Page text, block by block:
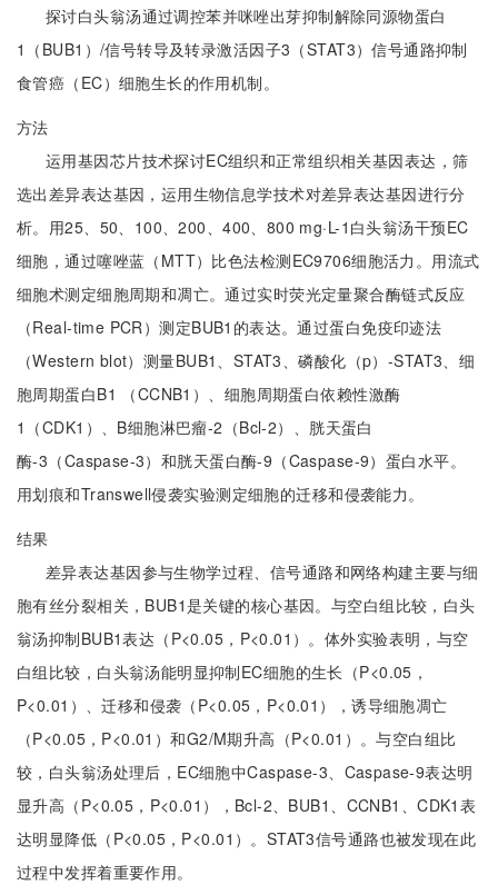
探讨白头翁汤通过调控苯并咪唑出芽抑制解除同源物蛋白
1（BUB1）/信号转导及转录激活因子3（STAT3）信号通路抑制
食管癌（EC）细胞生长的作用机制。
方法
运用基因芯片技术探讨EC组织和正常组织相关基因表达，筛
选出差异表达基因，运用生物信息学技术对差异表达基因进行分
析。用25、50、100、200、400、800 mg·L-1白头翁汤干预EC
细胞，通过噻唑蓝（MTT）比色法检测EC9706细胞活力。用流式
细胞术测定细胞周期和凋亡。通过实时荧光定量聚合酶链式反应
（Real-time PCR）测定BUB1的表达。通过蛋白免疫印迹法
（Western blot）测量BUB1、STAT3、磷酸化（p）-STAT3、细
胞周期蛋白B1 （CCNB1）、细胞周期蛋白依赖性激酶
1（CDK1）、B细胞淋巴瘤-2（Bcl-2）、胱天蛋白
酶-3（Caspase-3）和胱天蛋白酶-9（Caspase-9）蛋白水平。
用划痕和Transwell侵袭实验测定细胞的迁移和侵袭能力。
结果
差异表达基因参与生物学过程、信号通路和网络构建主要与细
胞有丝分裂相关，BUB1是关键的核心基因。与空白组比较，白头
翁汤抑制BUB1表达（P<0.05，P<0.01）。体外实验表明，与空
白组比较，白头翁汤能明显抑制EC细胞的生长（P<0.05，
P<0.01）、迁移和侵袭（P<0.05，P<0.01），诱导细胞凋亡
（P<0.05，P<0.01）和G2/M期升高（P<0.01）。与空白组比
较，白头翁汤处理后，EC细胞中Caspase-3、Caspase-9表达明
显升高（P<0.05，P<0.01），Bcl-2、BUB1、CCNB1、CDK1表
达明显降低（P<0.05，P<0.01）。STAT3信号通路也被发现在此
过程中发挥着重要作用。